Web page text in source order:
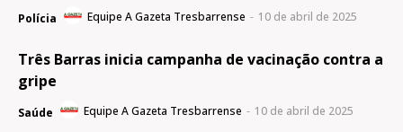
Polícia Equipe A Gazeta Tresbarrense - 10 de abril de 2025
Três Barras inicia campanha de vacinação contra a
gripe
Saúde Equipe A Gazeta Tresbarrense - 10 de abril de 2025